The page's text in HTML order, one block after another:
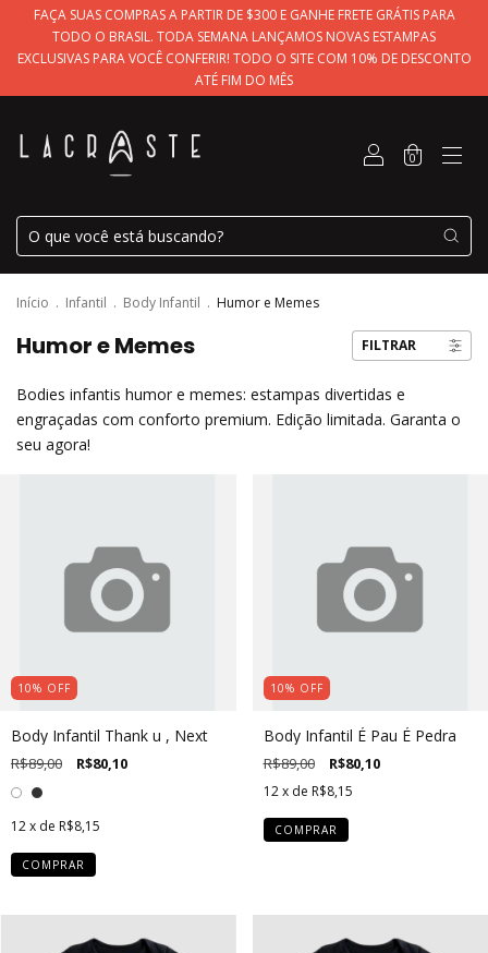
FAÇA SUAS COMPRAS A PARTIR DE $300 E GANHE FRETE GRÁTIS PARA
TODO O BRASIL. TODA SEMANA LANÇAMOS NOVAS ESTAMPAS
EXCLUSIVAS PARA VOCÊ CONFERIR! TODO O SITE COM 10% DE DESCONTO
ATÉ FIM DO MÊS
0
Início . Infantil . Body Infantil . Humor e Memes
Humor e Memes FILTRAR
Bodies infantis humor e memes: estampas divertidas e
engraçadas com conforto premium. Edição limitada. Garanta o
seu agora!
10% OFF
Body Infantil Thank u , Next
R$89,00 R$80,10
12x de R$8,15
COMPRAR
10% OFF
Body Infantil É Pau É Pedra
R$89,00 R$80,10
12 x de R$8,15
COMPRAR